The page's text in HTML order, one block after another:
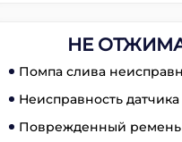
НЕ
Помпа слива
Неисправность датчика
Поврежденный ремень